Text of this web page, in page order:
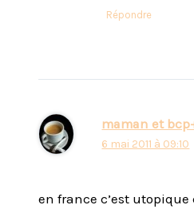
Répondre
maman et
6 mai 2011 à 09:10
en france c’est utopique